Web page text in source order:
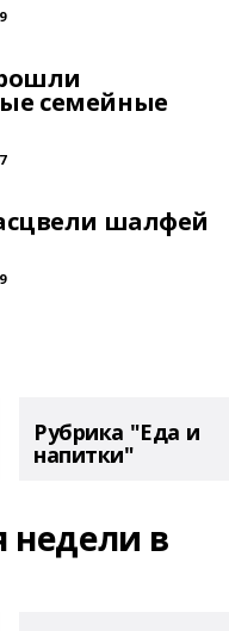
семейные
шалфей
Рубрика "Еда и
напитки"
недели в